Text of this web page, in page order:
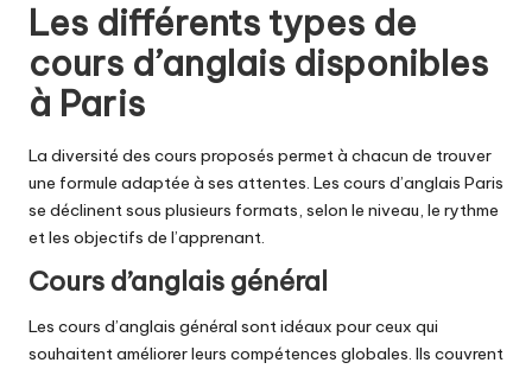
Les différents types de
cours d’anglais disponibles
à Paris
La diversité des cours proposés permet à chacun de trouver
une formule adaptée à ses attentes. Les cours d’anglais Paris
se déclinent sous plusieurs formats, selon le niveau, le rythme
et les objectifs de l’apprenant.
Cours d’anglais général
Les cours d’anglais général sont idéaux pour ceux qui
souhaitent améliorer leurs compétences globales. Ils couvrent